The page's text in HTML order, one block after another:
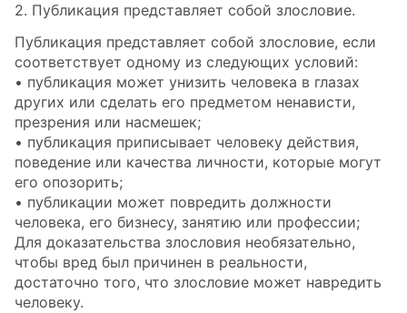
2. Публикация представляет собой злословие.
Публикация представляет собой злословие, если
соответствует одному из следующих условий:
• публикация может унизить человека в глазах
других или сделать его предметом ненависти,
презрения или насмешек;
• публикация приписывает человеку действия,
поведение или качества личности, которые могут
его опозорить;
• публикации может повредить должности
человека, его бизнесу, занятию или профессии;
Для доказательства злословия необязательно,
чтобы вред был причинен в реальности,
достаточно того, что злословие может навредить
человеку.